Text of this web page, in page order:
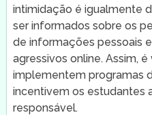
intimidação é igualmente
ser informados sobre os
de informações pessoais
agressivos online. Assim,
implementem programas
incentivem os estudantes
responsável.